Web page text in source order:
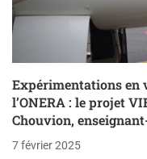
Expérimentations en
l’ONERA : le projet
Chouvion,
7 février 2025